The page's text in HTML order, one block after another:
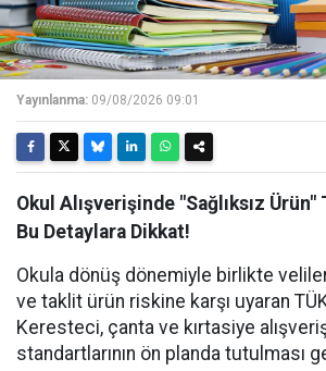
Yayınlanma: 09/08/2026 09:01
Okul Alışverişinde "Sağlıksız
Bu Detaylara Dikkat!
Okula dönüş dönemiyle birlikte
ve taklit ürün riskine karşı uyaran
Keresteci, çanta ve kırtasiye
standartlarının ön planda tutulması